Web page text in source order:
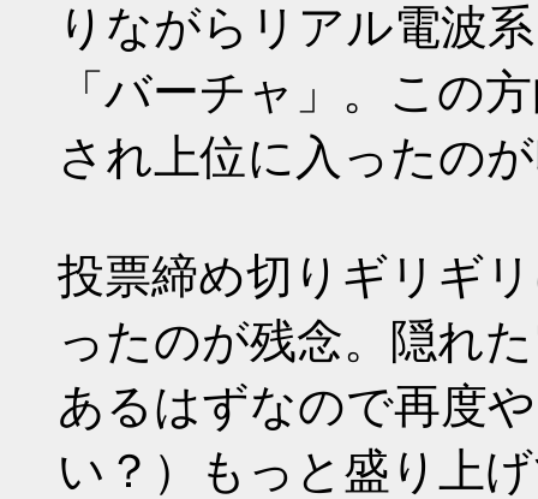
りながらリアル電波
「バーチャ」。この
され上位に入ったの
投票締め切りギリギ
ったのが残念。隠れ
あるはずなので再度
い？）もっと盛り上